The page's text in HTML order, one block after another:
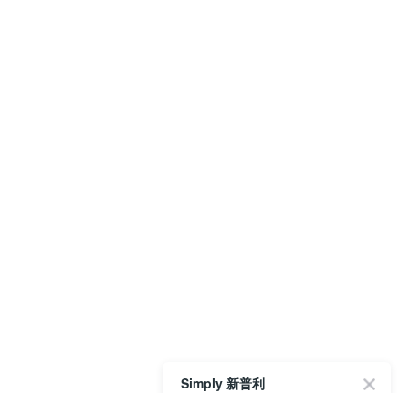
Simply 新普利